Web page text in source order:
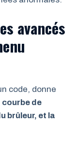
avancés
code, donne
courbe de
brûleur, et la